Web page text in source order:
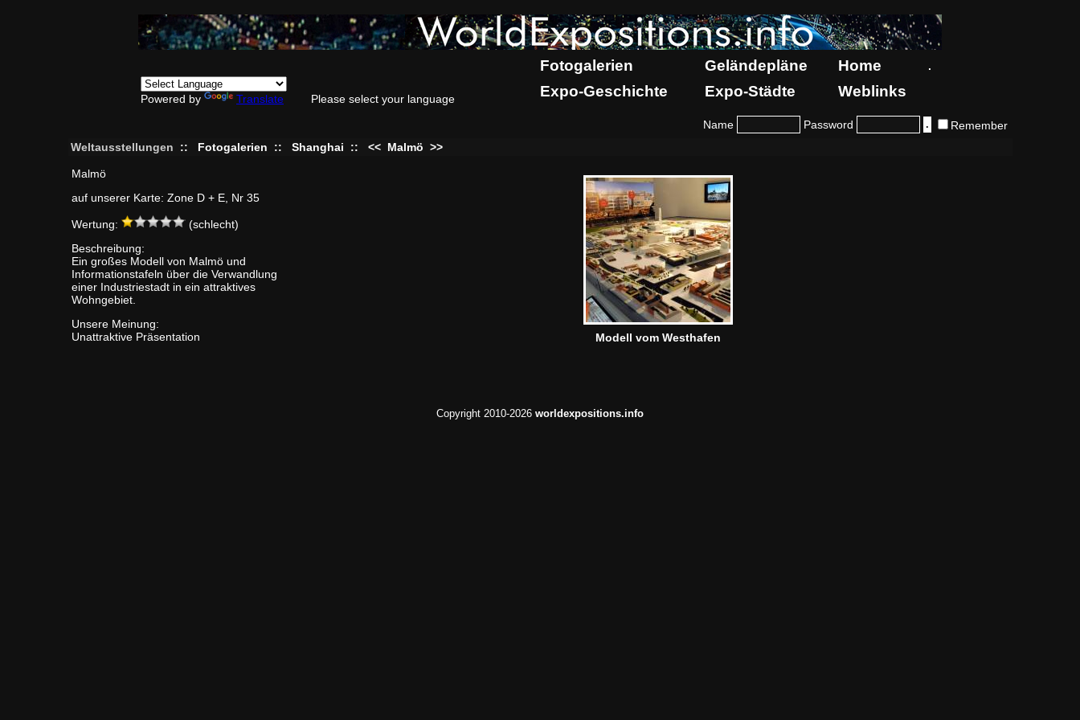
Powered by Translate Please select your language
Fotogalerien Geländepläne Home .
Expo-Geschichte Expo-Städte Weblinks
Name Password
Remember
Weltausstellungen
:: Fotogalerien :: Shanghai :: << Malmö >>
Malmö
auf unserer Karte: Zone D + E, Nr 35
Wertung:
(schlecht)
Beschreibung:
Ein großes Modell von Malmö und
Informationstafeln über die Verwandlung
einer Industriestadt in ein attraktives
Wohngebiet.
Unsere Meinung:
Unattraktive Präsentation
Modell vom Westhafen
Copyright 2010-2026 worldexpositions.info